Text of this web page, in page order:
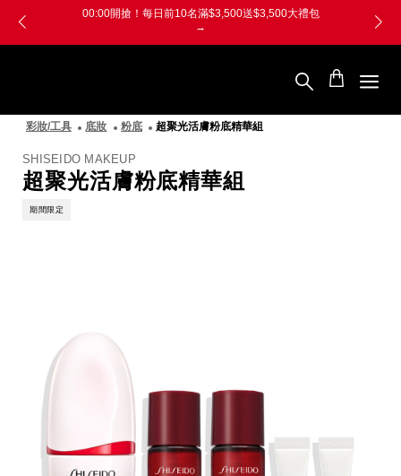
【防詐騙提醒】接獲可疑電話請撥165專線進行確認
堂
國
彩妝/工具 底妝 粉底 超聚光活膚粉底精華組
SHISEIDO MAKEUP
超聚光活膚粉底精華組
期間限定